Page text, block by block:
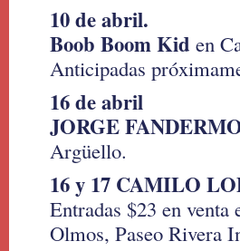
10 de abril.
Boob Boom Kid en
Anticipadas
16 de abril
JORGE
Argüello.
16 y 17 CAMILO
Entradas $23 en
Olmos, Paseo Rivera